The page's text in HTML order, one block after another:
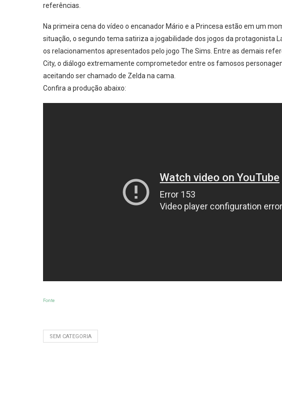
referências.
Na primeira cena do vídeo o encanador Mário e a Princesa estão em um
situação, o segundo tema satiriza a jogabilidade dos jogos da protagonista
os relacionamentos apresentados pelo jogo The Sims. Entre as demais
City, o diálogo extremamente comprometedor entre os famosos
aceitando ser chamado de Zelda na cama.
Confira a produção abaixo:
Fonte
SEM CATEGORIA